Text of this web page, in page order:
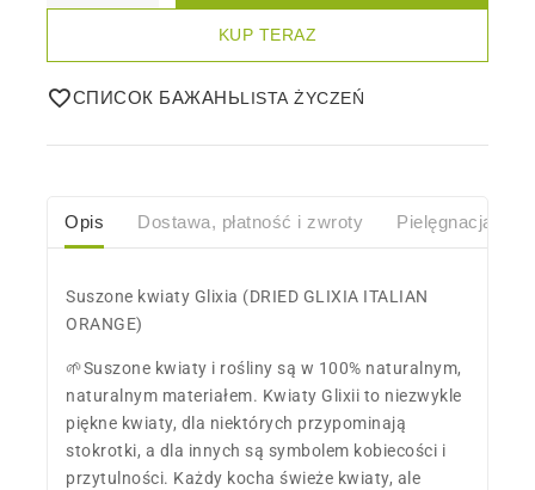
KUP TERAZ
СПИСОК БАЖАНЬ
Opis Dostawa, płatność i zwroty Pielęgnacja
Suszone kwiaty Glixia (DRIED GLIXIA ITALIAN
ORANGE)
🌱Suszone kwiaty i rośliny są w 100% naturalnym,
naturalnym materiałem. Kwiaty Glixii to niezwykle
piękne kwiaty, dla niektórych przypominają
stokrotki, a dla innych są symbolem kobiecości i
przytulności. Każdy kocha świeże kwiaty, ale